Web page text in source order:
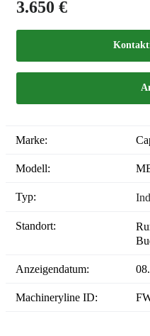
3.650 €
Marke:
Modell:
Typ:
Standort:
Anzeigendatum:
Machineryline ID: